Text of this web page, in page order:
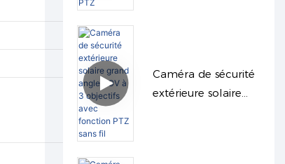
Caméra de sécurité
extérieure solaire